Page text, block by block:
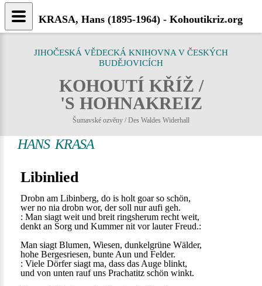
JIHOČESKÁ VĚDECKÁ KNIHOVNA V ČESKÝCH
BUDĚJOVICÍCH
KOHOUTÍ KŘÍŽ /
'S HOHNAKREIZ
Šumavské ozvěny / Des Waldes Widerhall
HANS KRASA
Libinlied
Drobn am Libinberg, do is holt goar so schön,
wer no nia drobn wor, der soll nur aufi geh.
: Man siagt weit und breit ringsherum recht weit,
denkt an Sorg und Kummer nit vor lauter Freud.:
Man siagt Blumen, Wiesen, dunkelgrüne Wälder,
hohe Bergesriesen, bunte Aun und Felder.
: Viele Dörfer siagt ma, dass das Auge blinkt,
und von unten rauf uns Prachatitz schön winkt.
KRASA, Hans (1895-1964) - Kohoutikriz.org